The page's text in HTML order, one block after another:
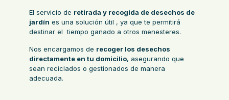
El servicio de retirada y recogida de desechos de
jardín es una solución útil , ya que te permitirá
destinar el tiempo ganado a otros menesteres.
Nos encargamos de recoger los desechos
directamente en tu domicilio, asegurando que
sean reciclados o gestionados de manera
adecuada.